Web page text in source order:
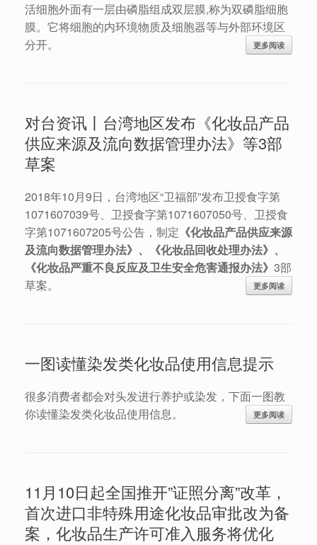
活细胞外面有一层由磷脂组成双层膜,称为双磷脂细胞
膜。它将细胞的内环境物质及细胞器等与外部环境区
分开。
更多阅读
对台资讯丨台湾地区发布《化妆品产品
供应来源及流向数据管理办法》等3部
草案
2018年10月9日，台湾地区“卫福部”发布卫授食字第
1071607039号、卫授食字第1071607050号、卫授食
字第1071607205号公告，制定 《化妆品产品供应来源
及流向数据管理办法》、《化妆品回收处理办法》、
《化妆品严重不良反应及卫生安全危害通报办法》 3部
草案。
更多阅读
一图读懂染发类化妆品使用信息提示
很多消费者都会对头发进行养护或染发，下面一图教
你读懂染发类化妆品使用信息。
更多阅读
11月10日起全国推开”证照分离”改革，
首次进口非特殊用途化妆品审批改为备
案，化妆品生产许可准入服务将优化